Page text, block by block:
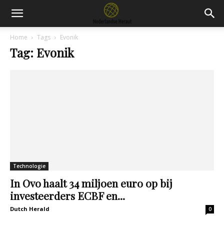
Home Tags Evonik
Tag: Evonik
Technologie
In Ovo haalt 34 miljoen euro op bij
investeerders ECBF en...
Dutch Herald 0